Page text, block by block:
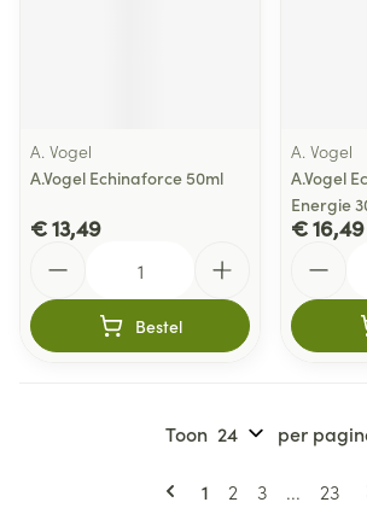
A. Vogel
A.Vogel Echinaforce 50ml
€ 13,49
Bestel
A. Vogel
A.Vogel
Energie
€ 16,49
Pagina's
U lees momenteel
1 Pagina
2 Pagina
3 ... 23
Toon per